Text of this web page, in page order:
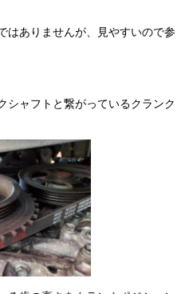
はありませんが、見やすいので参
シャフトと繋がっているクランク